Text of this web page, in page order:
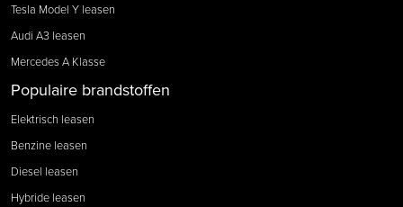
Tesla Model Y leasen
Audi A3 leasen
Mercedes A Klasse
Populaire brandstoffen
Elektrisch leasen
Benzine leasen
Diesel leasen
Hybride leasen